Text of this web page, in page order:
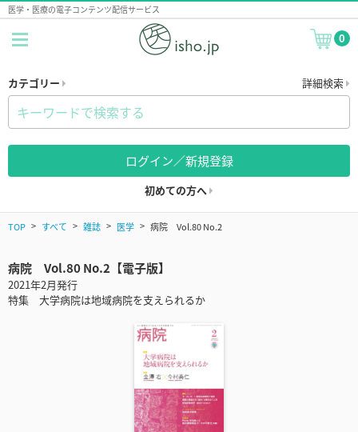
医学・医療の電子コンテンツ配信サービス
0
カテゴリー 詳細検索
ログイン／新規登録
初めての方へ
TOP すべて 雑誌 医学 病院 Vol.80 No.2
病院 Vol.80 No.2【電子版】
2021年2月発行
特集 大学病院は地域病院を支えられるか